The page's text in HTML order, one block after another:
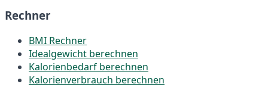
Rechner
BMI Rechner
Idealgewicht berechnen
Kalorienbedarf berechnen
Kalorienverbrauch berechnen